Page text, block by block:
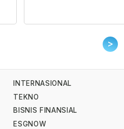
>
INTERNASIONAL
TEKNO
BISNIS FINANSIAL
ESGNOW